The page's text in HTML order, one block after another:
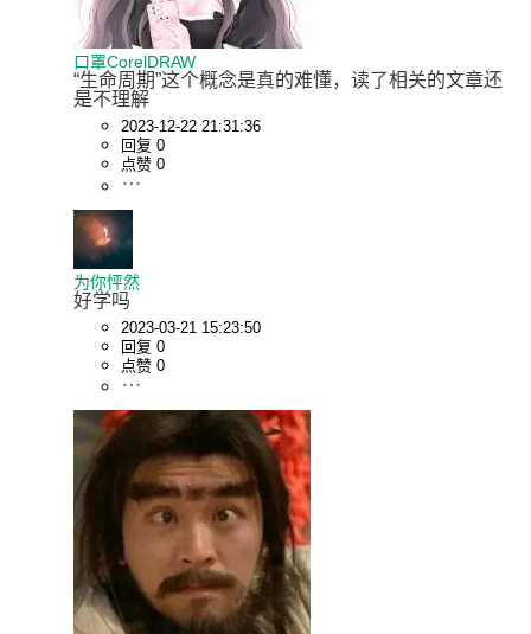
口罩CorelDRAW
“生命周期”这个概念是真的难懂，读了相关的文章还
是不理解
2023-12-22 21:31:36
回复 0
点赞 0
为你怦然
好学吗
2023-03-21 15:23:50
回复 0
点赞 0